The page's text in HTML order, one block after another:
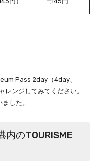
Pass 2day（4day、
ンジしてみてください。
した。
内のTOURISME